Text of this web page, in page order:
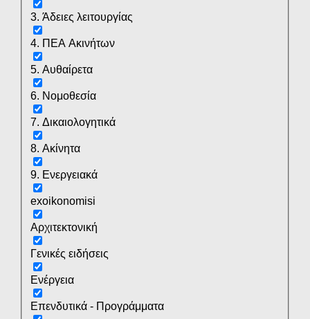
3. Άδειες λειτουργίας
4. ΠΕΑ Ακινήτων
5. Αυθαίρετα
6. Νομοθεσία
7. Δικαιολογητικά
8. Ακίνητα
9. Ενεργειακά
exoikonomisi
Αρχιτεκτονική
Γενικές ειδήσεις
Ενέργεια
Επενδυτικά - Προγράμματα